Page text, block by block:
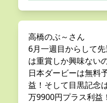
高橋のぶ～さん
6月一週目からして
は重賞しか興味ない
日本ダービーは無料
益！そして目黒記念
万9900円プラス利益